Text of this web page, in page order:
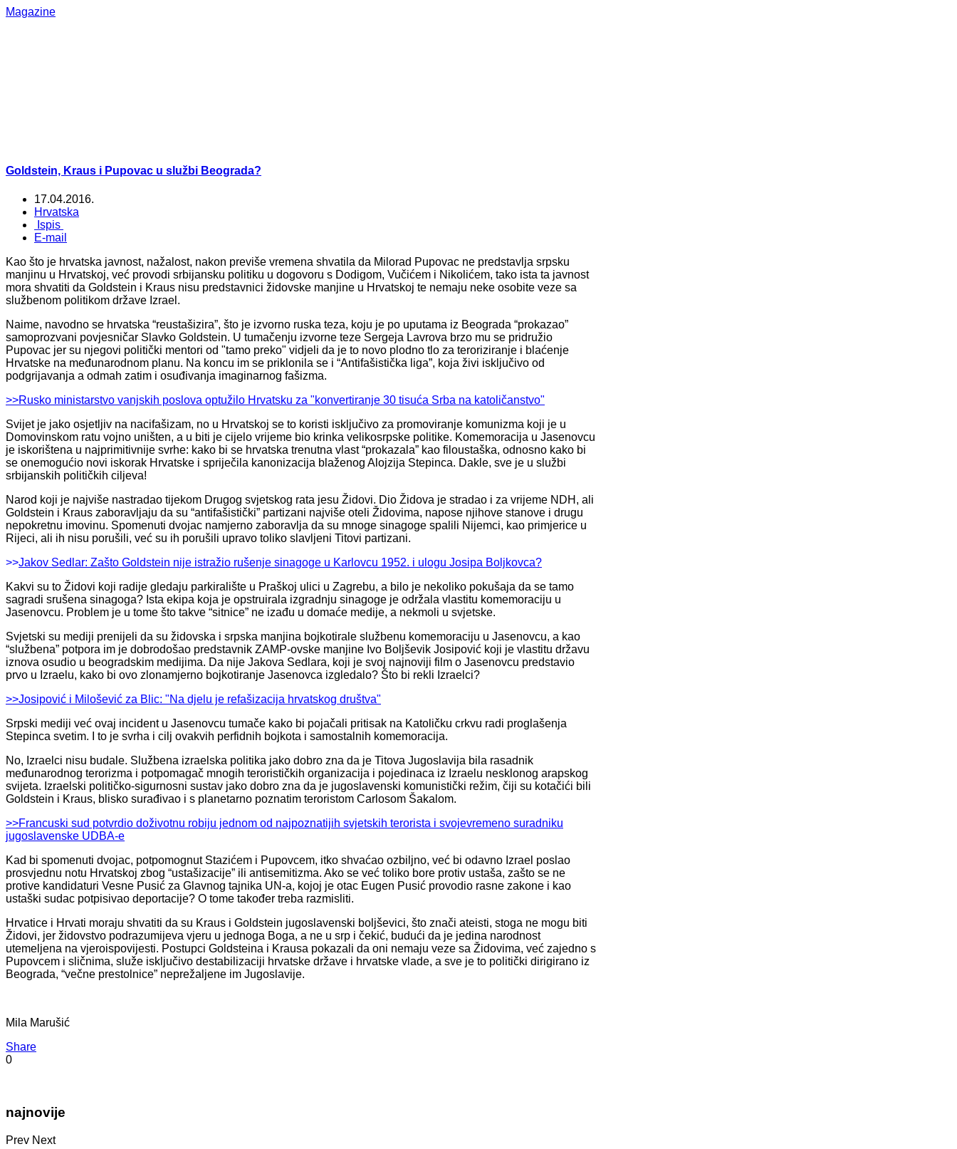
Magazine
Goldstein, Kraus i Pupovac u službi Beograda?
17.04.2016.
Hrvatska
Ispis
E-mail
Kao što je hrvatska javnost, nažalost, nakon previše vremena shvatila da Milorad Pupovac ne predstavlja srpsku
manjinu u Hrvatskoj, već provodi srbijansku politiku u dogovoru s Dodigom, Vučićem i Nikolićem, tako ista ta javnost
mora shvatiti da Goldstein i Kraus nisu predstavnici židovske manjine u Hrvatskoj te nemaju neke osobite veze sa
službenom politikom države Izrael.
Naime, navodno se hrvatska “reustašizira”, što je izvorno ruska teza, koju je po uputama iz Beograda “prokazao”
samoprozvani povjesničar Slavko Goldstein. U tumačenju izvorne teze Sergeja Lavrova brzo mu se pridružio
Pupovac jer su njegovi politički mentori od "tamo preko" vidjeli da je to novo plodno tlo za teroriziranje i blaćenje
Hrvatske na međunarodnom planu. Na koncu im se priklonila se i “Antifašistička liga”, koja živi isključivo od
podgrijavanja a odmah zatim i osuđivanja imaginarnog fašizma.
>>Rusko ministarstvo vanjskih poslova optužilo Hrvatsku za "konvertiranje 30 tisuća Srba na katoličanstvo"
Svijet je jako osjetljiv na nacifašizam, no u Hrvatskoj se to koristi isključivo za promoviranje komunizma koji je u
Domovinskom ratu vojno uništen, a u biti je cijelo vrijeme bio krinka velikosrpske politike. Komemoracija u Jasenovcu
je iskorištena u najprimitivnije svrhe: kako bi se hrvatska trenutna vlast “prokazala” kao filoustaška, odnosno kako bi
se onemogućio novi iskorak Hrvatske i spriječila kanonizacija blaženog Alojzija Stepinca. Dakle, sve je u službi
srbijanskih političkih ciljeva!
Narod koji je najviše nastradao tijekom Drugog svjetskog rata jesu Židovi. Dio Židova je stradao i za vrijeme NDH, ali
Goldstein i Kraus zaboravljaju da su “antifašistički” partizani najviše oteli Židovima, napose njihove stanove i drugu
nepokretnu imovinu. Spomenuti dvojac namjerno zaboravlja da su mnoge sinagoge spalili Nijemci, kao primjerice u
Rijeci, ali ih nisu porušili, već su ih porušili upravo toliko slavljeni Titovi partizani.
>>Jakov Sedlar: Zašto Goldstein nije istražio rušenje sinagoge u Karlovcu 1952. i ulogu Josipa Boljkovca?
Kakvi su to Židovi koji radije gledaju parkiralište u Praškoj ulici u Zagrebu, a bilo je nekoliko pokušaja da se tamo
sagradi srušena sinagoga? Ista ekipa koja je opstruirala izgradnju sinagoge je održala vlastitu komemoraciju u
Jasenovcu. Problem je u tome što takve “sitnice” ne izađu u domaće medije, a nekmoli u svjetske.
Svjetski su mediji prenijeli da su židovska i srpska manjina bojkotirale službenu komemoraciju u Jasenovcu, a kao
“službena” potpora im je dobrodošao predstavnik ZAMP-ovske manjine Ivo Boljševik Josipović koji je vlastitu državu
iznova osudio u beogradskim medijima. Da nije Jakova Sedlara, koji je svoj najnoviji film o Jasenovcu predstavio
prvo u Izraelu, kako bi ovo zlonamjerno bojkotiranje Jasenovca izgledalo? Što bi rekli Izraelci?
>>Josipović i Milošević za Blic: "Na djelu je refašizacija hrvatskog društva"
Srpski mediji već ovaj incident u Jasenovcu tumače kako bi pojačali pritisak na Katoličku crkvu radi proglašenja
Stepinca svetim. I to je svrha i cilj ovakvih perfidnih bojkota i samostalnih komemoracija.
No, Izraelci nisu budale. Službena izraelska politika jako dobro zna da je Titova Jugoslavija bila rasadnik
međunarodnog terorizma i potpomagač mnogih terorističkih organizacija i pojedinaca iz Izraelu nesklonog arapskog
svijeta. Izraelski političko-sigurnosni sustav jako dobro zna da je jugoslavenski komunistički režim, čiji su kotačići bili
Goldstein i Kraus, blisko surađivao i s planetarno poznatim teroristom Carlosom Šakalom.
>>Francuski sud potvrdio doživotnu robiju jednom od najpoznatijih svjetskih terorista i svojevremeno suradniku
jugoslavenske UDBA-e
Kad bi spomenuti dvojac, potpomognut Stazićem i Pupovcem, itko shvaćao ozbiljno, već bi odavno Izrael poslao
prosvjednu notu Hrvatskoj zbog “ustašizacije” ili antisemitizma. Ako se već toliko bore protiv ustaša, zašto se ne
protive kandidaturi Vesne Pusić za Glavnog tajnika UN-a, kojoj je otac Eugen Pusić provodio rasne zakone i kao
ustaški sudac potpisivao deportacije? O tome također treba razmisliti.
Hrvatice i Hrvati moraju shvatiti da su Kraus i Goldstein jugoslavenski boljševici, što znači ateisti, stoga ne mogu biti
Židovi, jer židovstvo podrazumijeva vjeru u jednoga Boga, a ne u srp i čekić, budući da je jedina narodnost
utemeljena na vjeroispovijesti. Postupci Goldsteina i Krausa pokazali da oni nemaju veze sa Židovima, već zajedno s
Pupovcem i sličnima, služe isključivo destabilizaciji hrvatske države i hrvatske vlade, a sve je to politički dirigirano iz
Beograda, “večne prestolnice” neprežaljene im Jugoslavije.
Mila Marušić
Share
0
najnovije
Prev Next